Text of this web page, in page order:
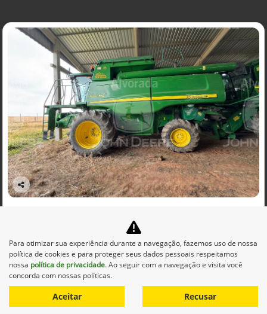
Co
BGE_00002 - COLHEITADEIRA MOD. 9470 / PLATAFORMA DE
CORTE 625R ANO 2013
Alvorada John Deere - São Borja
Ver Mais 13 lojas
R$ 1.062.500,00
0 km 2013/2013
Para otimizar sua experiência durante a navegação, fazemos uso de nossa
política de cookies e para proteger seus dados pessoais respeitamos
nossa política de privacidade. Ao seguir com a navegação e visita você
concorda com nossas políticas.
Aceitar Recusar